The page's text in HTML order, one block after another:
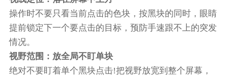
操作时不要只看当前点击的色块，按黑块的同时，眼睛
提前锁定下一个要点击的目标，预防手速跟不上的突发
情况。
视野范围：放全局不盯单块
绝对不要盯着单个黑块点击!把视野放宽到整个屏幕，